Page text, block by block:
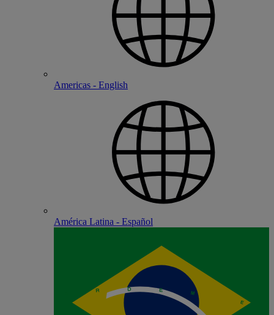
Americas - English
América Latina - Español